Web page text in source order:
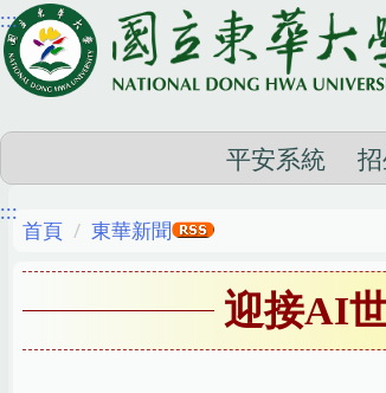
跳
到
主
容
區
:::
平安系統
:::
首頁 東華新聞
迎接AI